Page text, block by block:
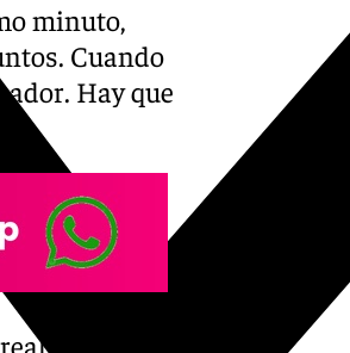
minuto,
Cuando
Hay que